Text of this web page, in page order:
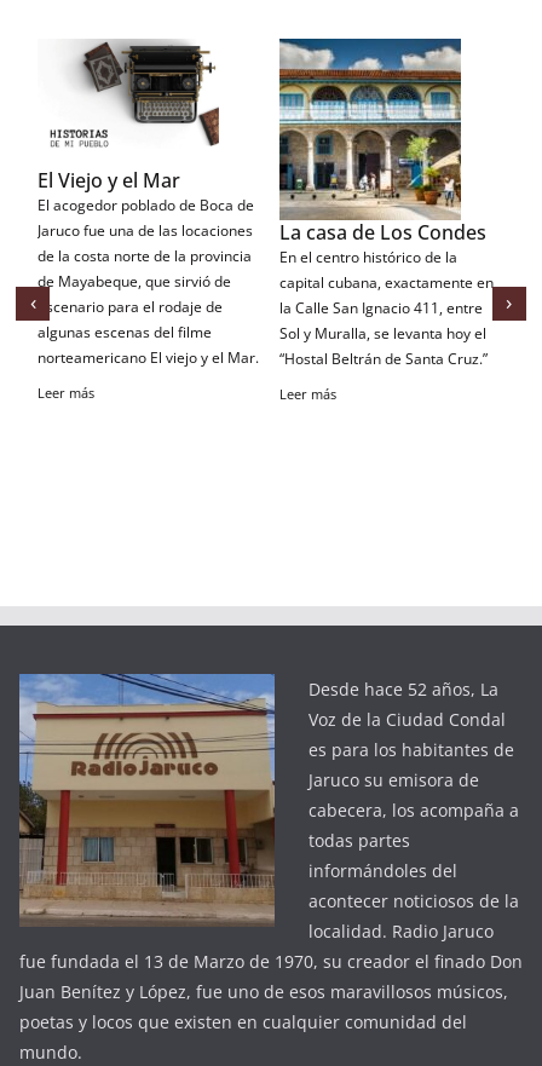
El Viejo y el Mar
El acogedor poblado de Boca de
Jaruco fue una de las locaciones
de la costa norte de la provincia
de Mayabeque, que sirvió de
escenario para el rodaje de
algunas escenas del filme
norteamericano El viejo y el Mar.
Leer más
La casa de Los Condes
En el centro histórico de la
capital cubana, exactamente en
la Calle San Ignacio 411, entre
Sol y Muralla, se levanta hoy el
“Hostal Beltrán de Santa Cruz.”
Leer más
‹ ›
Desde hace 52 años, La
Voz de la Ciudad Condal
es para los habitantes de
Jaruco su emisora de
cabecera, los acompaña a
todas partes
informándoles del
acontecer noticiosos de la
localidad. Radio Jaruco
fue fundada el 13 de Marzo de 1970, su creador el finado Don
Juan Benítez y López, fue uno de esos maravillosos músicos,
poetas y locos que existen en cualquier comunidad del
mundo.